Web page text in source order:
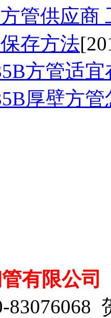
管供应
存方法
方管适
厚壁方
有限公司
83076068